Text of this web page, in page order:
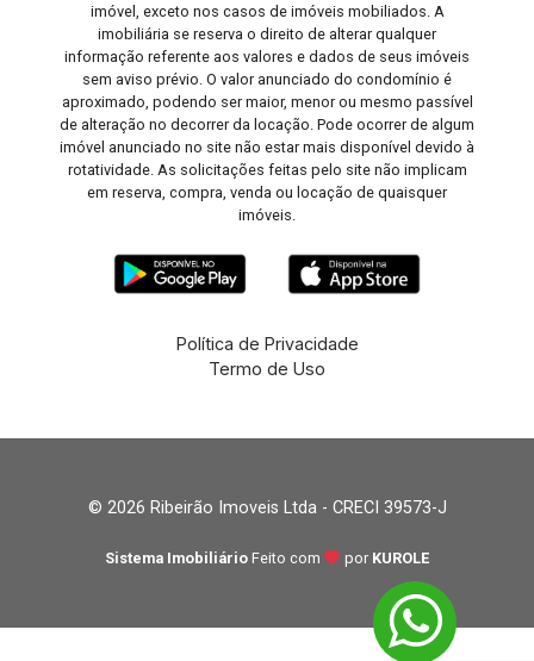
imóvel, exceto nos casos de imóveis mobiliados. A
imobiliária se reserva o direito de alterar qualquer
informação referente aos valores e dados de seus imóveis
sem aviso prévio. O valor anunciado do condomínio é
aproximado, podendo ser maior, menor ou mesmo passível
de alteração no decorrer da locação. Pode ocorrer de algum
imóvel anunciado no site não estar mais disponível devido à
rotatividade. As solicitações feitas pelo site não implicam
em reserva, compra, venda ou locação de quaisquer
imóveis.
Política de Privacidade
Termo de Uso
© 2026 Ribeirão Imoveis Ltda - CRECI 39573-J
Sistema Imobiliário Feito com por KUROLE